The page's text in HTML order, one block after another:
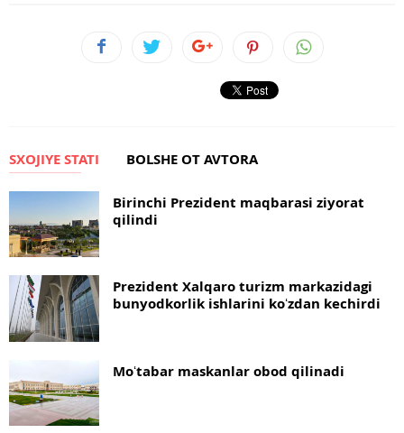
SXOJIYE STATI BOLSHE OT AVTORA
Birinchi Prezident maqbarasi ziyorat
qilindi
Prezident Xalqaro turizm markazidagi
bunyodkorlik ishlarini koʻzdan kechirdi
Moʻtabar maskanlar obod qilinadi